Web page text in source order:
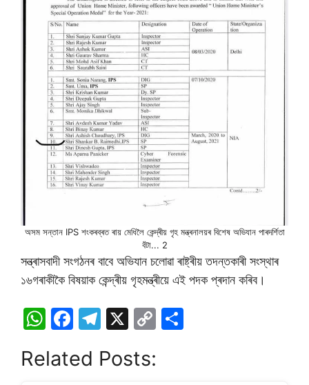
অসম সন্তান IPS শংকৰব্ৰত ৰায় মেধিলৈ কেন্দ্ৰীয় গৃহ মন্ত্ৰনালয়ৰ বিশেষ অভিযান পাৰদৰ্শিতা
বঁটা... 2
সন্ত্ৰাসবাদী সংগঠনৰ বাবে অভিযান চলোৱা ৰাষ্ট্ৰীয় তদন্তকাৰী সংস্থাৰ
১৬গৰাকীকৈ বিষয়াক কেন্দ্ৰীয় গৃহমন্ত্ৰীয়ে এই পদক প্ৰদান কৰিব।
W
at
F
c
T
e
X
C
Related Posts: